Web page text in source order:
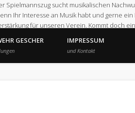
Spielmannszug sucht musikalischen
Ihr Interesse an Musik habt und gerne
für unseren Verein. Kommt doch
informiert Euch bei
Schepers (Email
GESCHER IMPRESSUM
und Kontakt